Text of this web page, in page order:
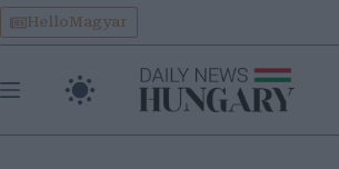
Skip
to
content
HelloMagyar